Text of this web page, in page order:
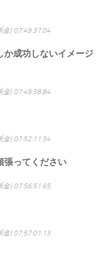
金) 07:49:37.04
か成功しないイメージ
金) 07:49:58.84
金) 07:52:11.34
張ってください
金) 07:56:51.65
金) 07:57:01.13